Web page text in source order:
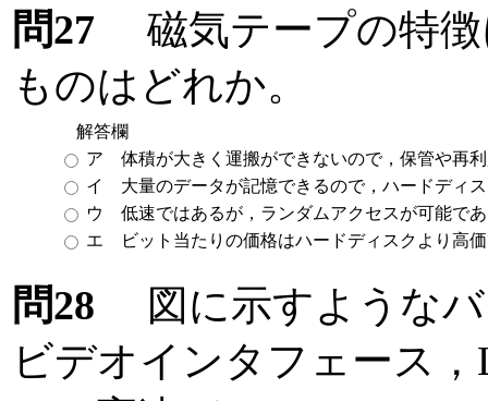
問27 磁気テープの特徴
ものはどれか。
解答欄
ア 体積が大きく運搬ができないので，保管や再
イ 大量のデータが記憶できるので，ハードディ
ウ 低速ではあるが，ランダムアクセスが可能で
エ ビット当たりの価格はハードディスクより高
問28 図に示すようなバ
ビデオインタフェース